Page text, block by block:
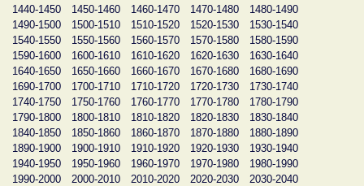
1440-1450
1450-1460 1460-1470 1470-1480
1480-1490
1490-1500
1500-1510 1510-1520 1520-1530
1530-1540
1540-1550
1550-1560 1560-1570 1570-1580
1580-1590
1590-1600
1600-1610 1610-1620 1620-1630
1630-1640
1640-1650
1650-1660 1660-1670 1670-1680
1680-1690
1690-1700
1700-1710 1710-1720 1720-1730
1730-1740
1740-1750
1750-1760 1760-1770 1770-1780
1780-1790
1790-1800
1800-1810 1810-1820 1820-1830
1830-1840
1840-1850
1850-1860 1860-1870 1870-1880
1880-1890
1890-1900
1900-1910 1910-1920 1920-1930
1930-1940
1940-1950
1950-1960 1960-1970 1970-1980
1980-1990
1990-2000
2000-2010 2010-2020 2020-2030
2030-2040